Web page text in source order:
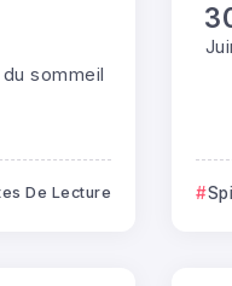
sommeil
De Lecture